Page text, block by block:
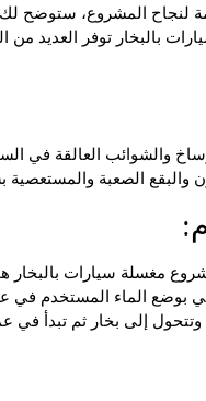
لنجاح المشروع، ستوضح
بالبخار توفر العديد من
والشوائب العالقة في
والبقع الصعبة
مغسلة سيارات بالبخار
بوضع الماء المستخدم
إلى بخار ثم تبدأ في